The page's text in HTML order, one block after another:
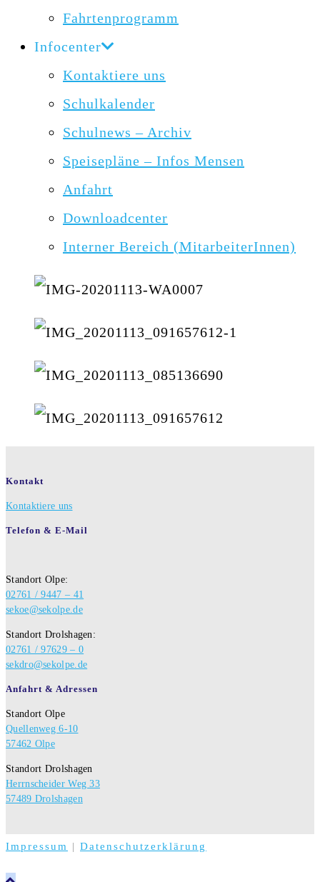
Fahrtenprogramm
Infocenter
Kontaktiere uns
Schulkalender
Schulnews – Archiv
Speisepläne – Infos Mensen
Anfahrt
Downloadcenter
Interner Bereich (MitarbeiterInnen)
Kontakt
Kontaktiere uns
Telefon & E-Mail
Standort Olpe:
02761 / 9447 – 41
sekoe@sekolpe.de
Standort Drolshagen:
02761 / 97629 – 0
sekdro@sekolpe.de
Anfahrt & Adressen
Standort Olpe
Quellenweg 6-10
57462 Olpe
Standort Drolshagen
Herrnscheider Weg 33
57489 Drolshagen
Impressum | Datenschutzerklärung